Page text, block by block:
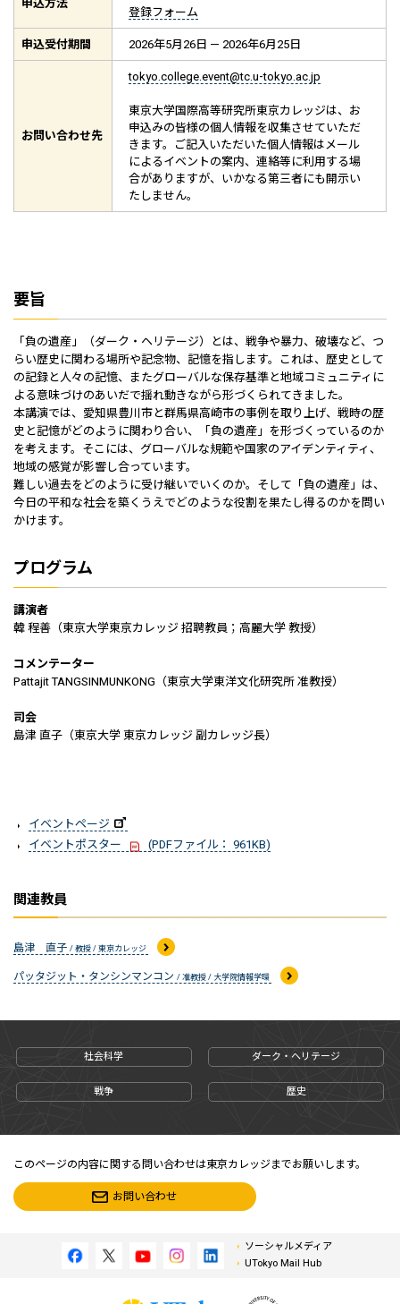
申込方法
登録フォーム
申込受付期間 2026年5月26日 — 2026年6月25日
お問い合わせ先
tokyo.college.event@tc.u-tokyo.ac.jp
東京大学国際高等研究所東京カレッジは、お
申込みの皆様の個人情報を収集させていただ
きます。ご記入いただいた個人情報はメール
によるイベントの案内、連絡等に利用する場
合がありますが、いかなる第三者にも開示い
たしません。
要旨
「負の遺産」（ダーク・ヘリテージ）とは、戦争や暴力、破壊など、つ
らい歴史に関わる場所や記念物、記憶を指します。これは、歴史として
の記録と人々の記憶、またグローバルな保存基準と地域コミュニティに
よる意味づけのあいだで揺れ動きながら形づくられてきました。
本講演では、愛知県豊川市と群馬県高崎市の事例を取り上げ、戦時の歴
史と記憶がどのように関わり合い、「負の遺産」を形づくっているのか
を考えます。そこには、グローバルな規範や国家のアイデンティティ、
地域の感覚が影響し合っています。
難しい過去をどのように受け継いでいくのか。そして「負の遺産」は、
今日の平和な社会を築くうえでどのような役割を果たし得るのかを問い
かけます。
プログラム
講演者
韓 程善（東京大学東京カレッジ 招聘教員；高麗大学 教授）
コメンテーター
Pattajit TANGSINMUNKONG（東京大学東洋文化研究所 准教授）
司会
島津 直子（東京大学 東京カレッジ 副カレッジ長）
イベントページ
イベントポスター
(PDFファイル： 961KB)
関連教員
島津 直子 / 教授 / 東京カレッジ
パッタジット・タンシンマンコン / 准教授 / 大学院情報学環
社会科学 ダーク・ヘリテージ
戦争 歴史
このページの内容に関する問い合わせは東京カレッジまでお願いします。
お問い合わせ
ソーシャルメディア
UTokyo Mail Hub